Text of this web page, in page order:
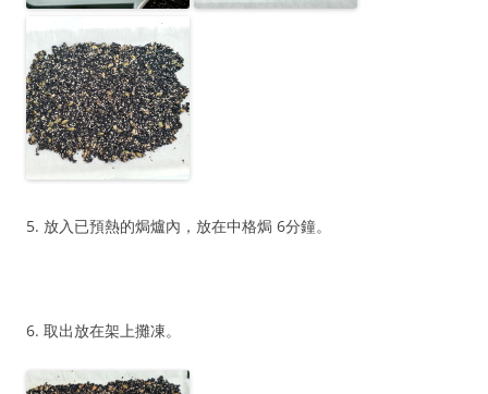
5. 放入已預熱的焗爐內，放在中格焗 6分鐘。
6. 取出放在架上攤凍。